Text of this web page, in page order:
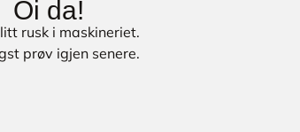
Oi da!
rusk i maskineriet.
prøv igjen senere.